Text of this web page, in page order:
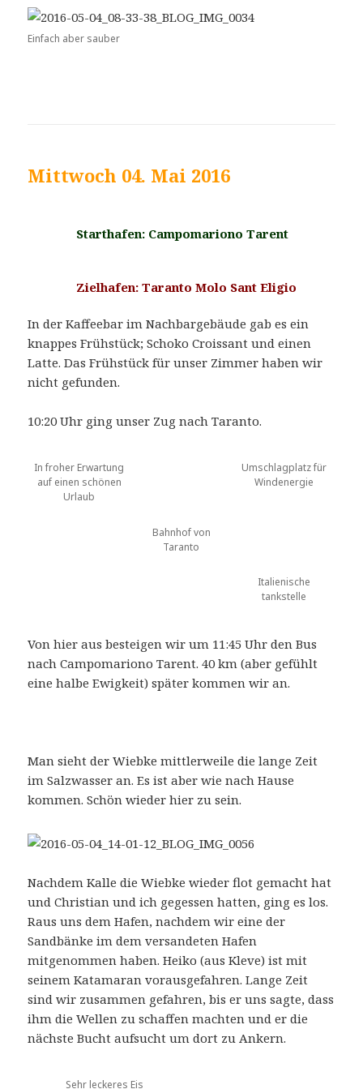
Einfach aber sauber
Mittwoch 04. Mai 2016
Starthafen: Campomariono Tarent
Zielhafen: Taranto Molo Sant Eligio
In der Kaffeebar im Nachbargebäude gab es ein
knappes Frühstück; Schoko Croissant und einen
Latte. Das Frühstück für unser Zimmer haben wir
nicht gefunden.
10:20 Uhr ging unser Zug nach Taranto.
In froher Erwartung
auf einen schönen
Urlaub
Umschlagplatz für
Windenergie
Bahnhof von
Taranto
Italienische
tankstelle
Von hier aus besteigen wir um 11:45 Uhr den Bus
nach Campomariono Tarent. 40 km (aber gefühlt
eine halbe Ewigkeit) später kommen wir an.
Man sieht der Wiebke mittlerweile die lange Zeit
im Salzwasser an. Es ist aber wie nach Hause
kommen. Schön wieder hier zu sein.
Nachdem Kalle die Wiebke wieder flot gemacht hat
und Christian und ich gegessen hatten, ging es los.
Raus uns dem Hafen, nachdem wir eine der
Sandbänke im dem versandeten Hafen
mitgenommen haben. Heiko (aus Kleve) ist mit
seinem Katamaran vorausgefahren. Lange Zeit
sind wir zusammen gefahren, bis er uns sagte, dass
ihm die Wellen zu schaffen machten und er die
nächste Bucht aufsucht um dort zu Ankern.
Sehr leckeres Eis